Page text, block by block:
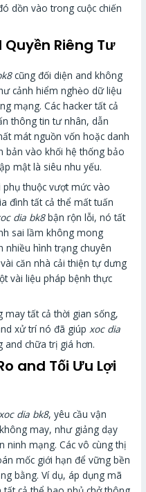
dồn vào trong cuộc chiến
Quyền Riêng Tư
cũng đối diện and không
cảnh hiểm nghèo dữ liệu
mạng. Các hacker tất cả
thông tin tư nhân, dẫn
mát nguồn vốn hoặc danh
bản vào khối hệ thống bảo
mật là siêu nhu yếu.
thuộc vượt mức vào
đình tất cả thể mất tuấn
dia bk8bận rộn lỗi, nó tất
sai lầm không mong
hình trạng chuyên
căn nhà cải thiện tự dưng
vài liệu pháp bệnh thực
may tất cả thời gian sống,
xử trí nó đã giúpxoc dia
chữa trị giá hơn.
and Tối Ưu Lợi
xoc dia bk8, yêu cầu vận
may, như giảng dạy
ninh mạng. Các vô cùng thị
mốc giới hạn để vững bền
bằng. Ví dụ, áp dụng mã